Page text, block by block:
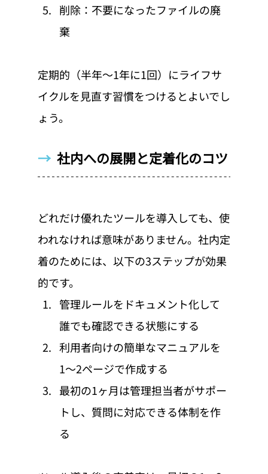
削除：不要になったファイルの廃
棄
定期的（半年〜1年に1回）にライフサ
イクルを見直す習慣をつけるとよいでし
ょう。
→ 社内への展開と定着化のコツ
どれだけ優れたツールを導入しても、使
われなければ意味がありません。社内定
着のためには、以下の3ステップが効果
的です。
管理ルールをドキュメント化して
誰でも確認できる状態にする
利用者向けの簡単なマニュアルを
1〜2ページで作成する
最初の1ヶ月は管理担当者がサポー
トし、質問に対応できる体制を作
る